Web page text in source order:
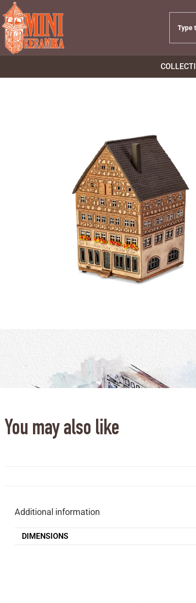
You may also like
Additional information
DIMENSIONS